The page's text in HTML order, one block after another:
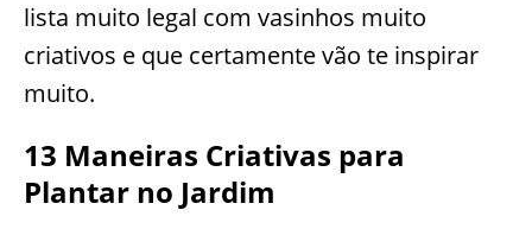
lista muito legal com vasinhos muito
criativos e que certamente vão te inspirar
muito.
13 Maneiras Criativas para
Plantar no Jardim